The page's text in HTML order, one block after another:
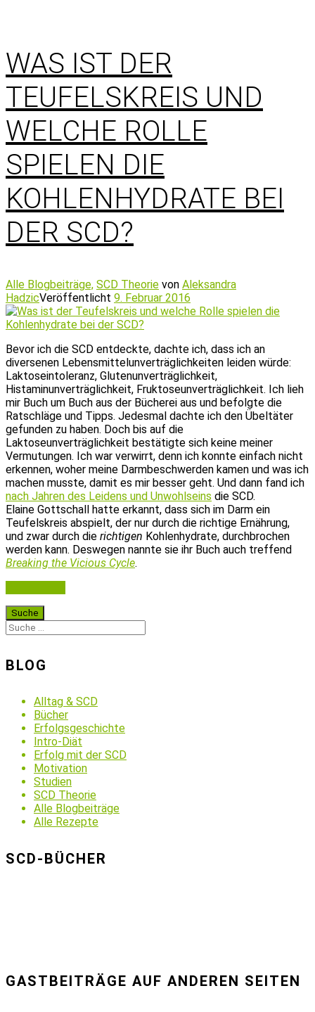
WAS IST DER
TEUFELSKREIS UND
WELCHE ROLLE
SPIELEN DIE
KOHLENHYDRATE BEI
DER SCD?
Alle Blogbeiträge, SCD Theorie von Aleksandra
HadzicVeröffentlicht 9. Februar 2016
Bevor ich die SCD entdeckte, dachte ich, dass ich an
diversenen Lebensmittelunverträglichkeiten leiden würde:
Laktoseintoleranz, Glutenunverträglichkeit,
Histaminunverträglichkeit, Fruktoseunverträglichkeit. Ich lieh
mir Buch um Buch aus der Bücherei aus und befolgte die
Ratschläge und Tipps. Jedesmal dachte ich den Übeltäter
gefunden zu haben. Doch bis auf die
Laktoseunverträglichkeit bestätigte sich keine meiner
Vermutungen. Ich war verwirrt, denn ich konnte einfach nicht
erkennen, woher meine Darmbeschwerden kamen und was ich
machen musste, damit es mir besser geht. Und dann fand ich
nach Jahren des Leidens und Unwohlseins die SCD.
Elaine Gottschall hatte erkannt, dass sich im Darm ein
Teufelskreis abspielt, der nur durch die richtige Ernährung,
und zwar durch die richtigen Kohlenhydrate, durchbrochen
werden kann. Deswegen nannte sie ihr Buch auch treffend
Breaking the Vicious Cycle.
BLOG
Alltag & SCD
Bücher
Erfolgsgeschichte
Intro-Diät
Erfolg mit der SCD
Motivation
Studien
SCD Theorie
Alle Blogbeiträge
Alle Rezepte
SCD-BÜCHER
GASTBEITRÄGE AUF ANDEREN SEITEN